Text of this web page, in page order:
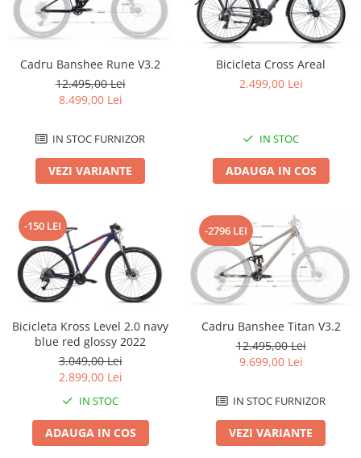
Ghidolină
Accesorii
Pedale
Pinioane
Roți spate
Accesorii roți
Roți față
Schimbătoare
Schimbătoare față
Schimbătoare spate
Piese schimbătoare
Manete tije telescopice
Cadru Banshee Rune V3.2
12.495,00 Lei
8.499,00 Lei
IN STOC FURNIZOR
VEZI VARIANTE
Bicicleta Cross Areal
2.499,00 Lei
IN STOC
ADAUGA IN COS
-150 LEI
Bicicleta Kross Level 2.0 navy
blue red glossy 2022
3.049,00 Lei
2.899,00 Lei
IN STOC
ADAUGA IN COS
-2796 LEI
Cadru Banshee Titan V3.2
12.495,00 Lei
9.699,00 Lei
IN STOC FURNIZOR
VEZI VARIANTE